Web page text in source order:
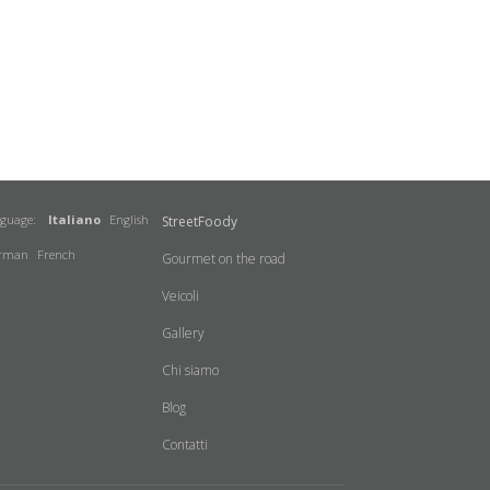
StreetFoody
Gourmet on the road
Veicoli
Gallery
Chi siamo
Blog
Contatti
Italiano English
French